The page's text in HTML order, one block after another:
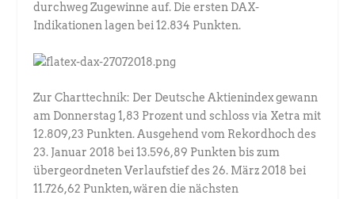
durchweg Zugewinne auf. Die ersten DAX-
Indikationen lagen bei 12.834 Punkten.
Zur Charttechnik: Der Deutsche Aktienindex gewann
am Donnerstag 1,83 Prozent und schloss via Xetra mit
12.809,23 Punkten. Ausgehend vom Rekordhoch des
23. Januar 2018 bei 13.596,89 Punkten bis zum
übergeordneten Verlaufstief des 26. März 2018 bei
11.726,62 Punkten, wären die nächsten